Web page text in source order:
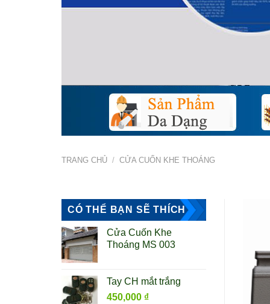
TRANG CHỦ / CỬA CUỐN KHE THOÁNG
CÓ THỂ BẠN SẼ THÍCH
Cửa Cuốn Khe
Thoáng MS 003
Tay CH mắt trắng
450,000 ₫